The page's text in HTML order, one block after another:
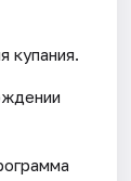
купания.